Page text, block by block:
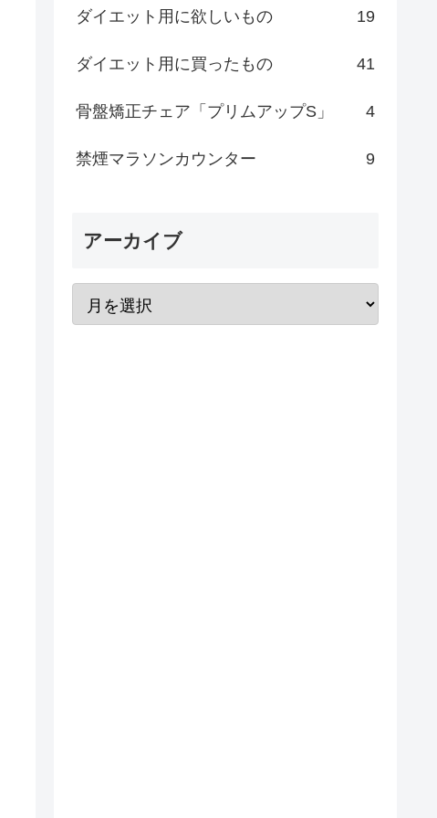
ダイエット用に欲しいもの 19
ダイエット用に買ったもの 41
骨盤矯正チェア「プリムアップS」 4
禁煙マラソンカウンター 9
アーカイブ